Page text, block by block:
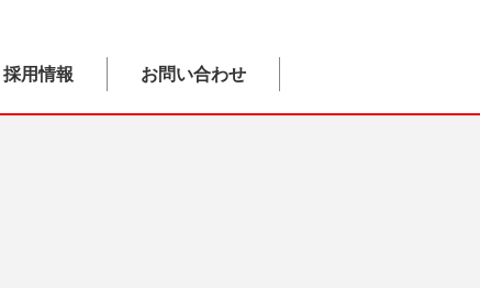
採用情報 お問い合わせ